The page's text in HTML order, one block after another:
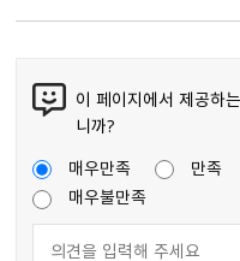
이 페이지에서 제공하
니까?
매우만족
만족
매우불만족